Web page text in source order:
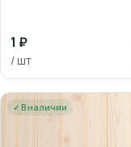
1 ₽
/ шт
✓ В наличии